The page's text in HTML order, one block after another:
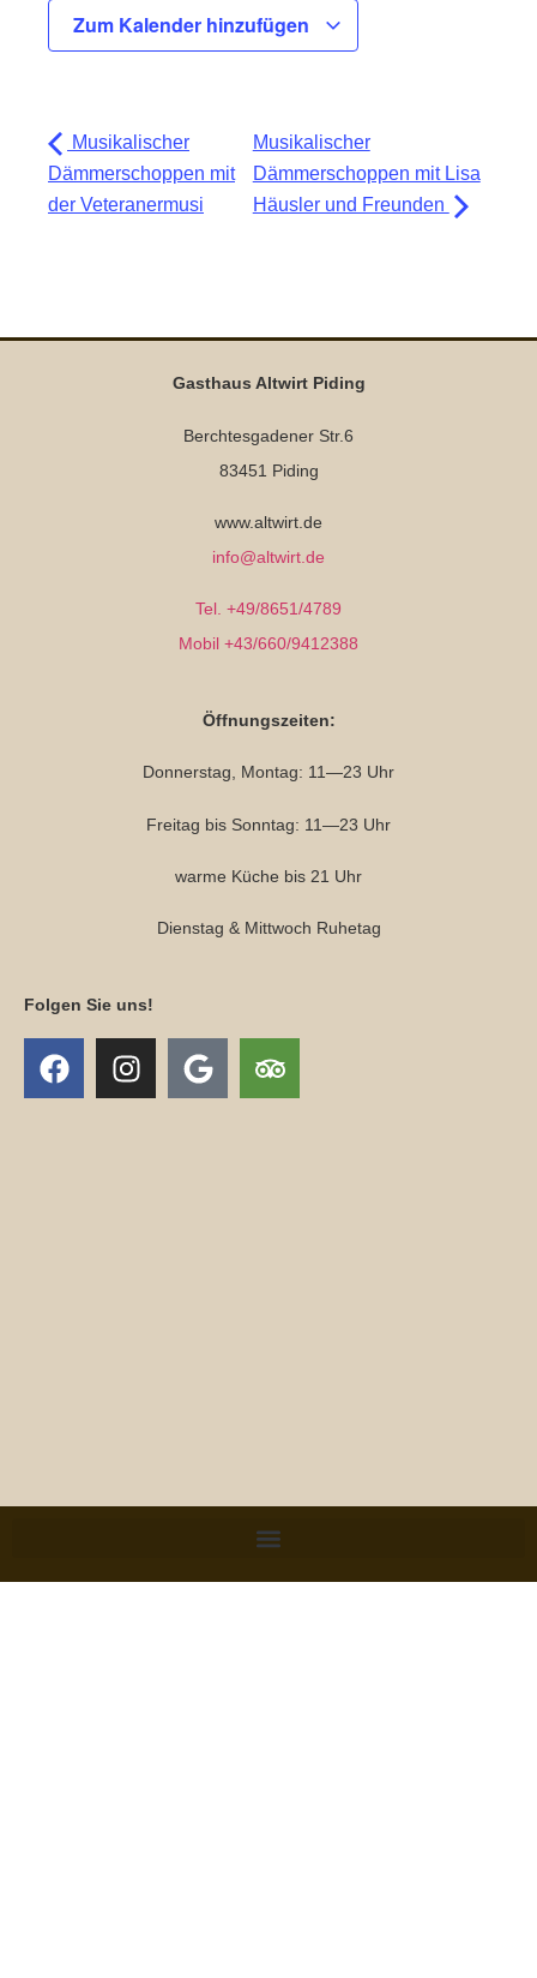
Zum Kalender hinzufügen
Musikalischer
Dämmerschoppen mit
der Veteranermusi
Musikalischer
Dämmerschoppen mit Lisa
Häusler und Freunden
Gasthaus Altwirt Piding
Berchtesgadener Str.6
83451 Piding
www.altwirt.de
info@altwirt.de
Tel. +49/8651/4789
Mobil +43/660/9412388
Öffnungszeiten:
Donnerstag, Montag: 11—23 Uhr
Freitag bis Sonntag: 11—23 Uhr
warme Küche bis 21 Uhr
Dienstag & Mittwoch Ruhetag
Folgen Sie uns!